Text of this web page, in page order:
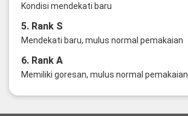
Kondisi mendekati baru
5. Rank S
Mendekati baru, mulus normal pemakaian
6. Rank A
Memiliki goresan, mulus normal pemakaian